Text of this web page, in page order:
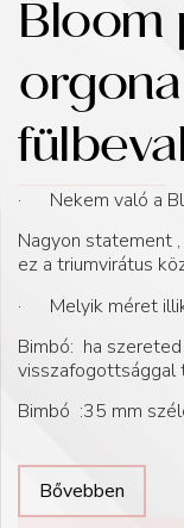
· Nekem való a
Nagyon statement
ez a triumvirátus
· Melyik méret
Bimbó: ha
visszafogottsággal
Bimbó :35 mm
Bővebben